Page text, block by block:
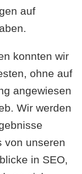
auf
konnten wir
ohne auf
angewiesen
Wir werden
von unseren
in SEO,